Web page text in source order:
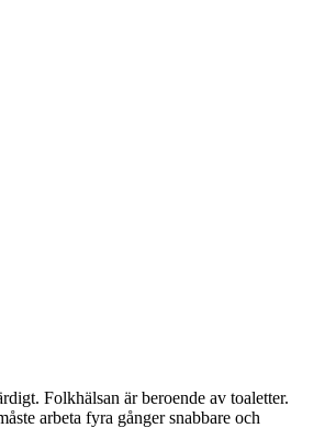
Folkhälsan är beroende av toaletter.
arbeta fyra gånger snabbare och